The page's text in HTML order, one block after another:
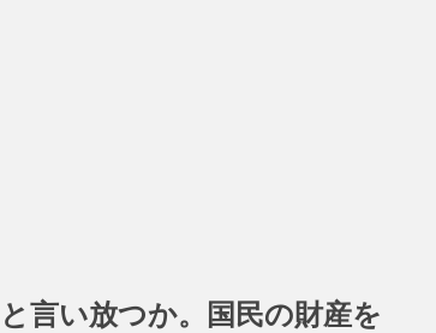
言い放つか。国民の財産を